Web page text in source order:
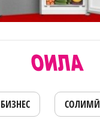
СОЛИМӢ